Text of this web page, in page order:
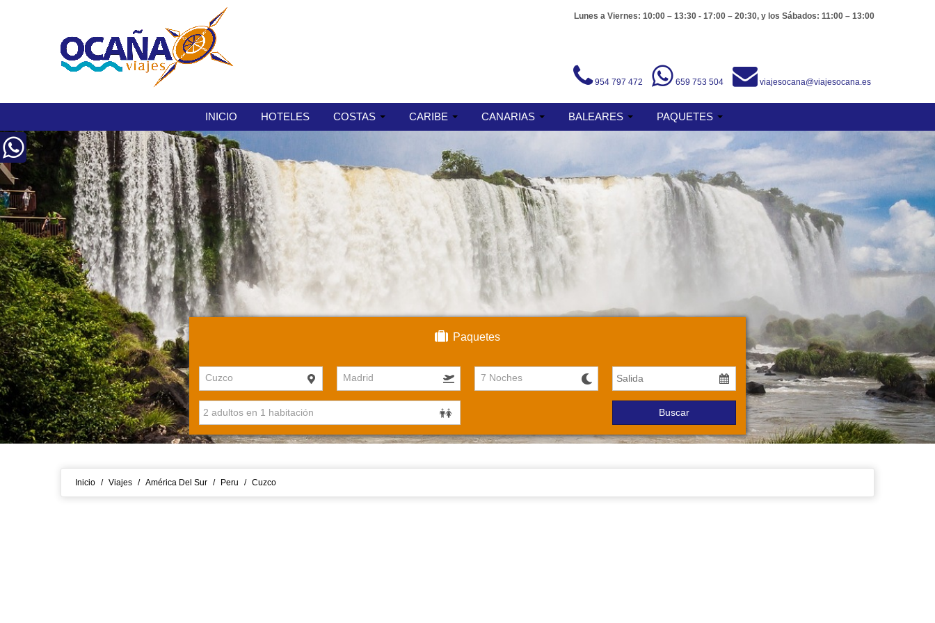
Lunes a Viernes: 10:00 – 13:30 - 17:00 – 20:30, y los Sábados: 11:00 – 13:00
954 797 472 659 753 504 viajesocana@viajesocana.es
INICIO HOTELES COSTAS CARIBE CANARIAS BALEARES PAQUETES
Paquetes
Cuzco Madrid 7 Noches
Buscar
Inicio / Viajes / América Del Sur / Peru / Cuzco